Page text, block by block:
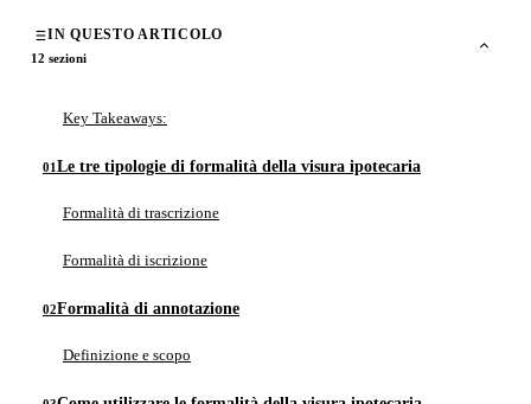
IN QUESTO ARTICOLO
12 sezioni
Key Takeaways:
Le tre tipologie di formalità della visura ipotecaria
Formalità di trascrizione
Formalità di iscrizione
Formalità di annotazione
Definizione e scopo